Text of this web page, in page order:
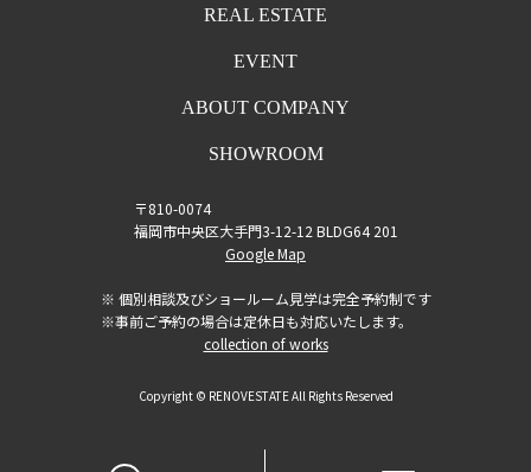
REAL ESTATE
EVENT
ABOUT COMPANY
SHOWROOM
〒810-0074
福岡市中央区大手門3-12-12 BLDG64 201
Google Map
※ 個別相談及びショールーム見学は完全予約制です
※事前ご予約の場合は定休日も対応いたします。
collection of works
Copyright © RENOVESTATE All Rights Reserved